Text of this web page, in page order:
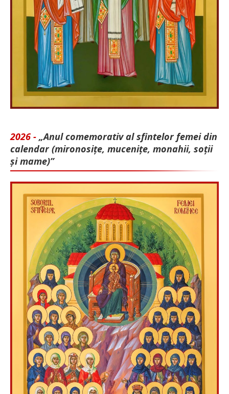
2026 - „Anul comemorativ al sfintelor femei din
calendar (mironosițe, mu­cenițe, monahii, soții
și mame)”